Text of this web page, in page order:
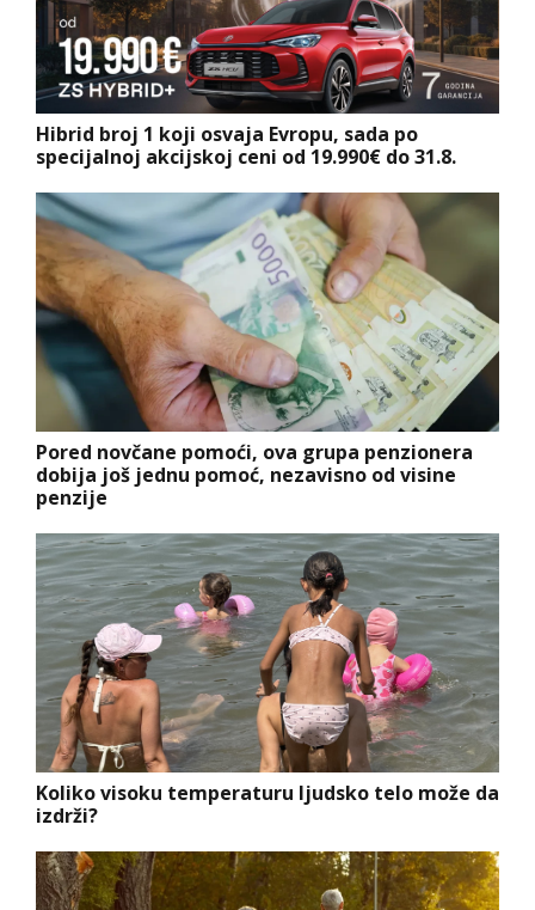
Hibrid broj 1 koji osvaja Evropu, sada po
specijalnoj akcijskoj ceni od 19.990€ do 31.8.
Pored novčane pomoći, ova grupa penzionera
dobija još jednu pomoć, nezavisno od visine
penzije
Koliko visoku temperaturu ljudsko telo može da
izdrži?